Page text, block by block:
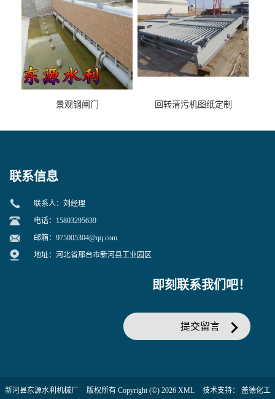
景观钢闸门 回转清污机图纸定制
联系信息
联系人：刘经理
电话：15803295639
邮箱： 975005304@qq.com
地址：河北省邢台市新河县工业园区
即刻联系我们吧！
提交留言
新河县东源水利机械厂 版权所有 Copyright (©) 2026 XML 技术支持： 盖德化工